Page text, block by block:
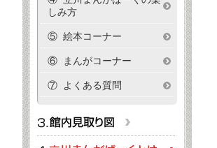
しみ方
⑤ 絵本コーナー
⑥ まんがコーナー
⑦ よくある質問